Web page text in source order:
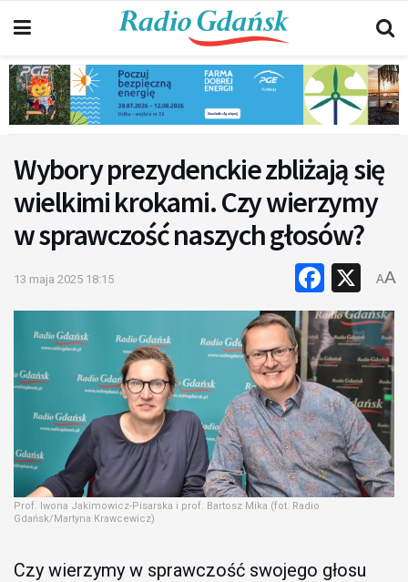
Wybory prezydenckie zbliżają się
wielkimi krokami. Czy wierzymy
w sprawczość naszych głosów?
13 maja 2025 18:15 X
AA
Prof. Iwona Jakimowicz-Pisarska i prof. Bartosz Mika (fot. Radio
Gdańsk/Martyna Krawcewicz)
Czy wierzymy w sprawczość swojego głosu